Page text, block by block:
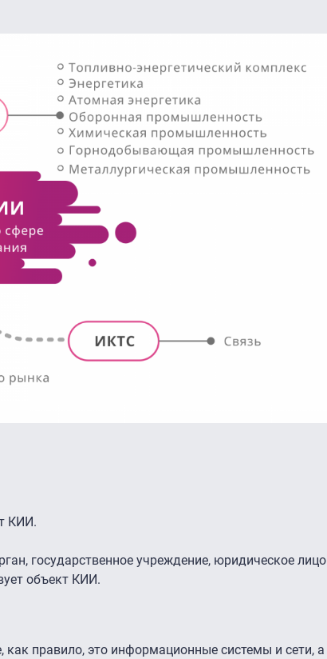
КИИ.
государственное учреждение, юридическое лицо
объект КИИ.
правило, это информационные системы и сети, а